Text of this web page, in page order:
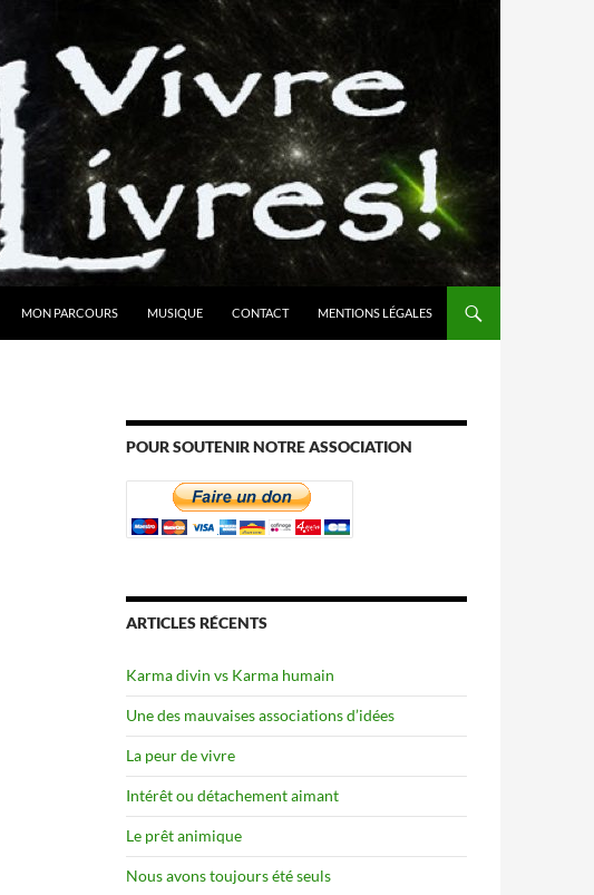
MON PARCOURS MUSIQUE CONTACT MENTIONS LÉGALES
POUR SOUTENIR NOTRE ASSOCIATION
ARTICLES RÉCENTS
Karma divin vs Karma humain
Une des mauvaises associations d’idées
La peur de vivre
Intérêt ou détachement aimant
Le prêt animique
Nous avons toujours été seuls